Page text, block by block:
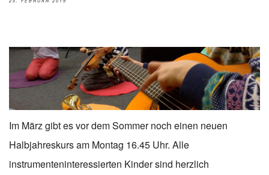
Im März gibt es vor dem Sommer noch einen neuen
Halbjahreskurs am Montag 16.45 Uhr. Alle
instrumenteninteressierten Kinder sind herzlich